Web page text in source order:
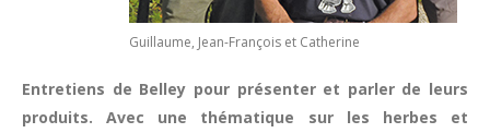
Guillaume, Jean-François et Catherine
Entretiens de Belley pour présenter et parler de leurs
produits. Avec une thématique sur les herbes et